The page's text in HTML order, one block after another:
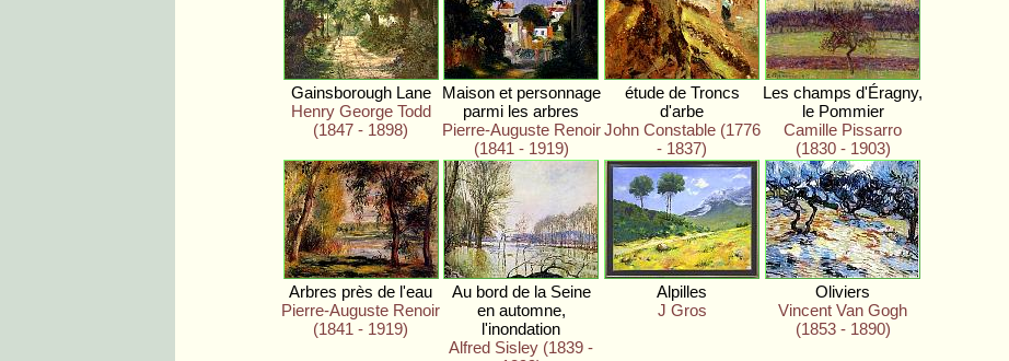
Gainsborough Lane
Henry George Todd
(1847 - 1898)
Maison et personnage
parmi les arbres
Pierre-Auguste Renoir
(1841 - 1919)
étude de Troncs
d'arbe
John Constable (1776
- 1837)
Les champs d'Éragny,
le Pommier
Camille Pissarro
(1830 - 1903)
Arbres près de l'eau
Pierre-Auguste Renoir
(1841 - 1919)
Au bord de la Seine
en automne,
l'inondation
Alfred Sisley (1839 -
Alpilles
J Gros
Oliviers
Vincent Van Gogh
(1853 - 1890)